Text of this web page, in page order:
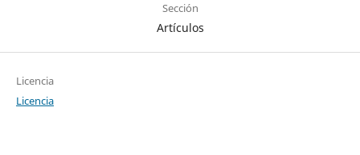
Sección
Artículos
Licencia
Licencia